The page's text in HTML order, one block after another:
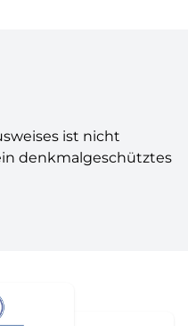
ist nicht
denkmalgeschütztes